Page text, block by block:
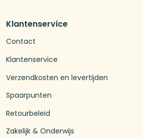
Klantenservice
Contact
Klantenservice
Verzendkosten en levertijden
Spaarpunten
Retourbeleid
Zakelijk & Onderwijs